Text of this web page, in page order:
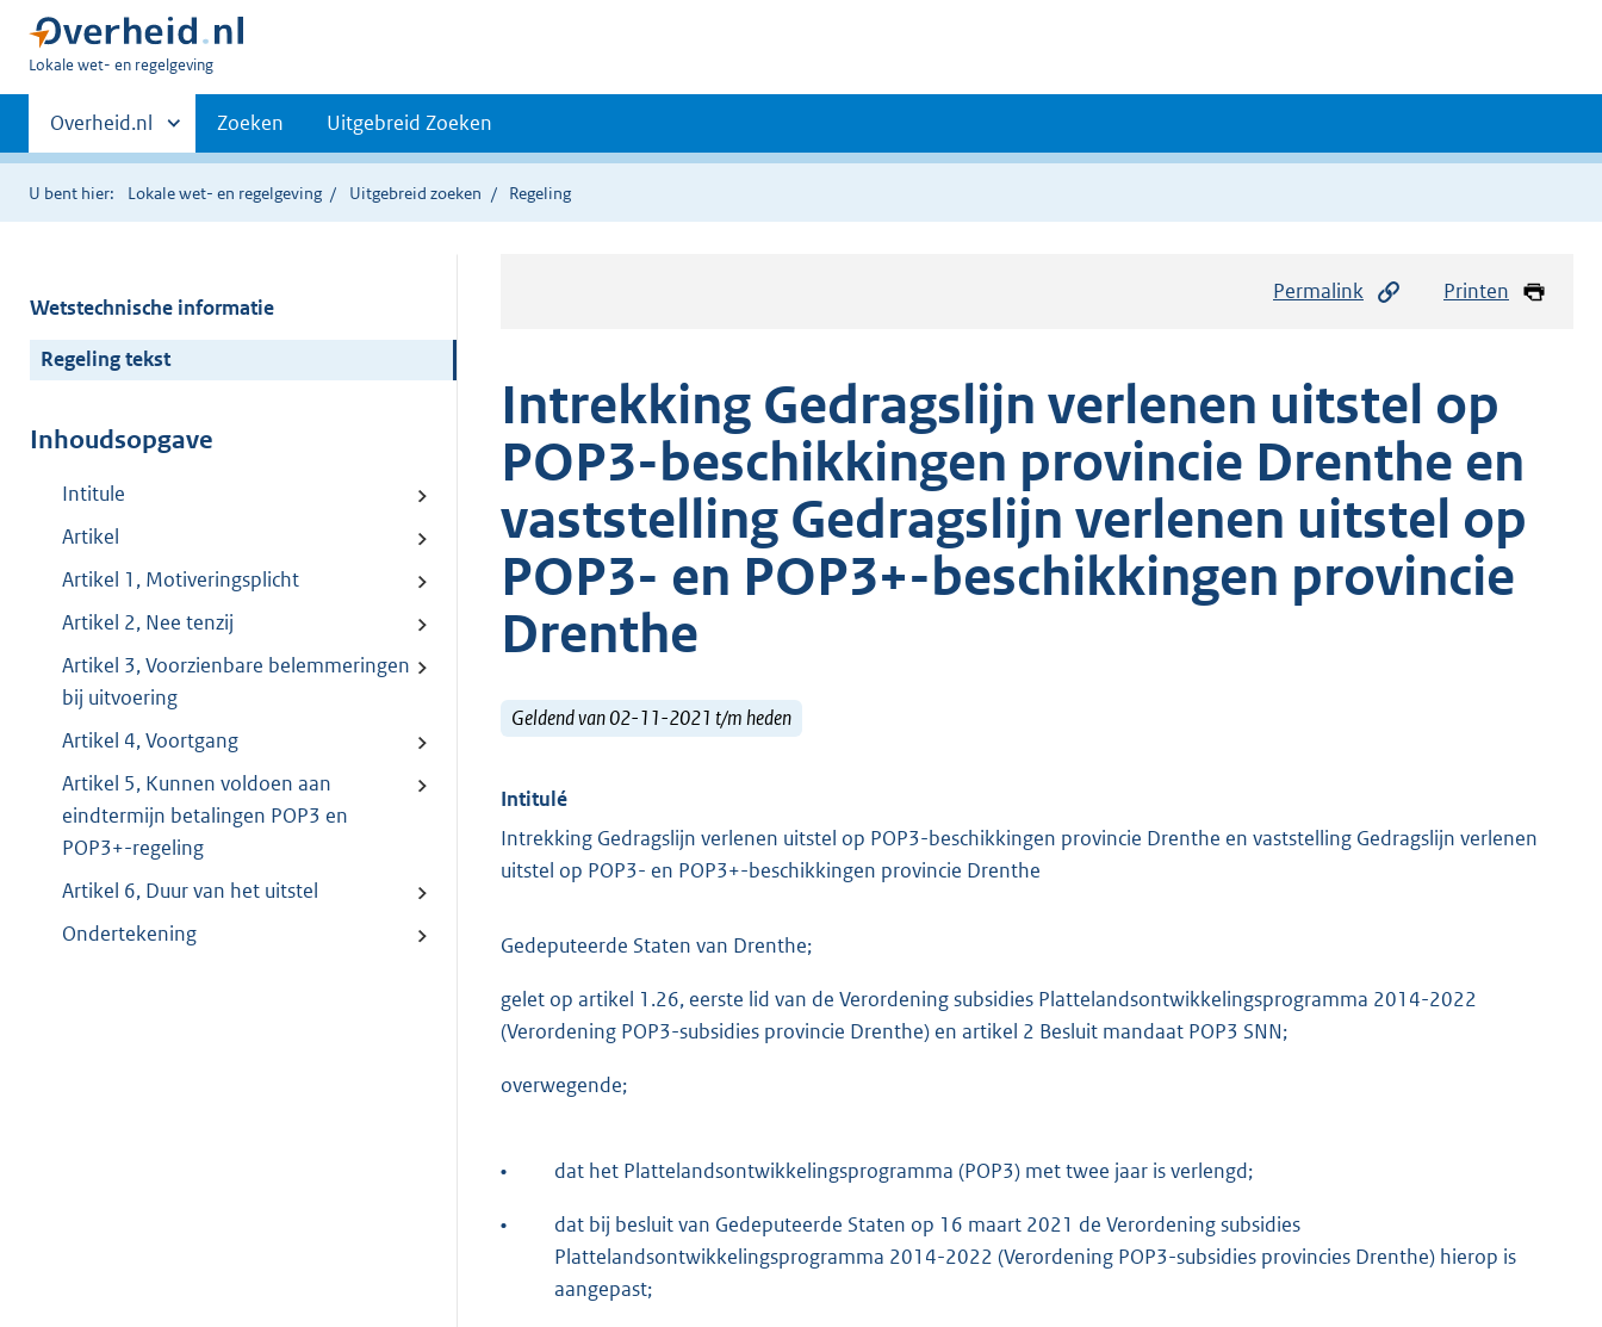
U
hier:
Lokale wet- en regelgeving
Primaire
navigatie
Andere
sites
binnen
Overheid.nl Zoeken Uitgebreid Zoeken
U bent hier: Lokale wet- en regelgeving Uitgebreid zoeken Regeling
Wetstechnische informatie
Regeling tekst
Inhoudsopgave
Intitule
Artikel
Artikel 1, Motiveringsplicht
Artikel 2, Nee tenzij
Artikel 3, Voorzienbare belemmeringen
bij uitvoering
Artikel 4, Voortgang
Artikel 5, Kunnen voldoen aan
eindtermijn betalingen POP3 en
POP3+-regeling
Artikel 6, Duur van het uitstel
Ondertekening
Permalink Printen
Intrekking Gedragslijn verlenen uitstel op
POP3-beschikkingen provincie Drenthe en
vaststelling Gedragslijn verlenen uitstel op
POP3- en POP3+-beschikkingen provincie
Drenthe
Geldend van 02-11-2021 t/m heden
Intitulé
Intrekking Gedragslijn verlenen uitstel op POP3-beschikkingen provincie Drenthe en vaststelling Gedragslijn verlenen
uitstel op POP3- en POP3+-beschikkingen provincie Drenthe
Gedeputeerde Staten van Drenthe;
gelet op artikel 1.26, eerste lid van de Verordening subsidies Plattelandsontwikkelingsprogramma 2014-2022
(Verordening POP3-subsidies provincie Drenthe) en artikel 2 Besluit mandaat POP3 SNN;
overwegende;
• dat het Plattelandsontwikkelingsprogramma (POP3) met twee jaar is verlengd;
•
dat bij besluit van Gedeputeerde Staten op 16 maart 2021 de Verordening subsidies
Plattelandsontwikkelingsprogramma 2014-2022 (Verordening POP3-subsidies provincies Drenthe) hierop is
aangepast;